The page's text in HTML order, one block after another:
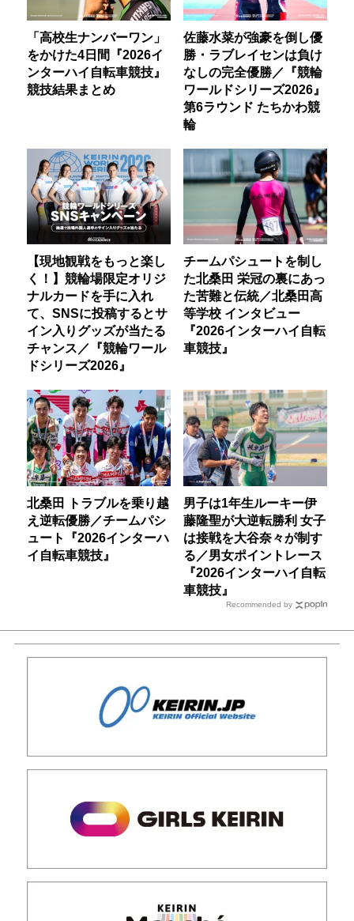
「高校生ナンバーワン」
をかけた4日間『2026イ
ンターハイ自転車競技』
競技結果まとめ
佐藤水菜が強豪を倒し優
勝・ラブレイセンは負け
なしの完全優勝／『競輪
ワールドシリーズ2026』
第6ラウンド たちかわ競
輪
【現地観戦をもっと楽し
く！】競輪場限定オリジ
ナルカードを手に入れ
て、SNSに投稿するとサ
イン入りグッズが当たる
チャンス／『競輪ワール
ドシリーズ2026』
チームパシュートを制し
た北桑田 栄冠の裏にあっ
た苦難と伝統／北桑田高
等学校 インタビュー
『2026インターハイ自転
車競技』
北桑田 トラブルを乗り越
え逆転優勝／チームパシ
ュート『2026インターハ
イ自転車競技』
男子は1年生ルーキー伊
藤隆聖が大逆転勝利 女子
は接戦を大谷奈々が制す
る／男女ポイントレース
『2026インターハイ自転
車競技』
Recommended by